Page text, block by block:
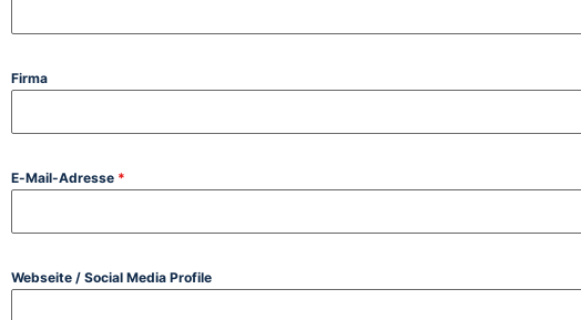
Firma
E-Mail-Adresse *
Webseite / Social Media Profile